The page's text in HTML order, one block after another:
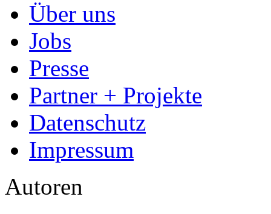
Über uns
Jobs
Presse
Partner + Projekte
Datenschutz
Impressum
Autoren